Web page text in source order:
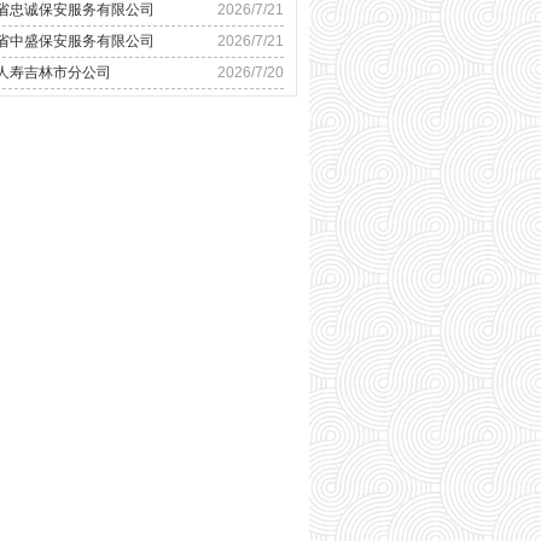
2026/7/21
忠诚保安服务有限公司
2026/7/21
中盛保安服务有限公司
2026/7/20
寿吉林市分公司